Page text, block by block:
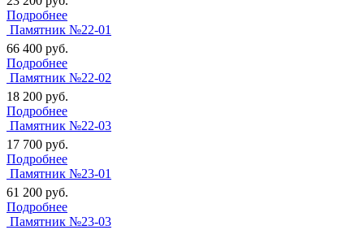
Подробнее
Памятник №22-01
66 400 руб.
Подробнее
Памятник №22-02
18 200 руб.
Подробнее
Памятник №22-03
17 700 руб.
Подробнее
Памятник №23-01
61 200 руб.
Подробнее
Памятник №23-03